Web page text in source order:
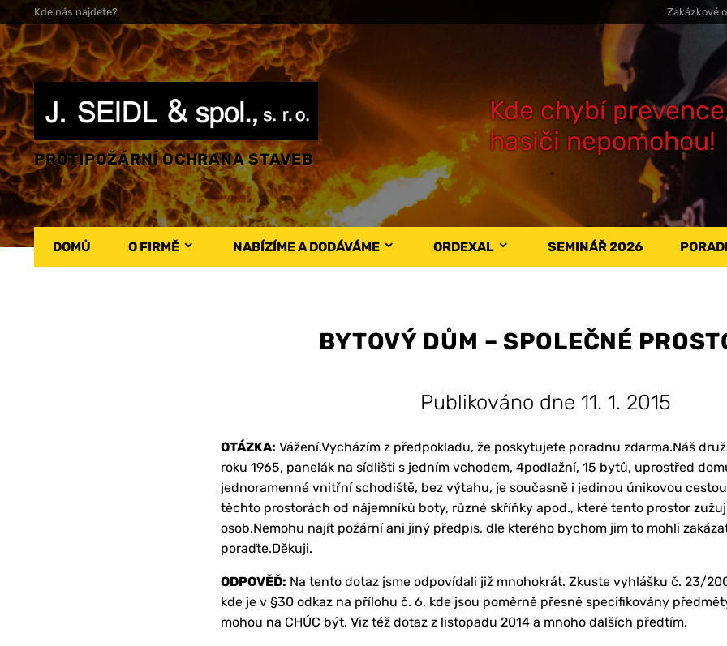
Kde nás najdete? Zakázkové
PROTIPOŽÁRNÍ OCHRANA STAVEB
Kde chybí
hasiči nepomohou!
DOMŮ O FIRMĚ NABÍZÍME A DODÁVÁME ORDEXAL SEMINÁŘ 2026
BYTOVÝ DŮM – SPOLEČNÉ
Publikováno dne 11. 1. 2015
OTÁZKA: Vážení.Vycházím z předpokladu, že poskytujete poradnu zdarma.Náš
roku 1965, panelák na sídlišti s jedním vchodem, 4podlažní, 15 bytů, uprostřed
jednoramenné vnitřní schodiště, bez výtahu, je současně i jedinou únikovou
těchto prostorách od nájemníků boty, různé skříňky apod., které tento prostor
osob.Nemohu najít požární ani jiný předpis, dle kterého bychom jim to mohli
poraďte.Děkuji.
ODPOVĚĎ: Na tento dotaz jsme odpovídali již mnohokrát. Zkuste vyhlášku č. 23/
kde je v §30 odkaz na přílohu č. 6, kde jsou poměrně přesně specifikovány
mohou na CHÚC být. Viz též dotaz z listopadu 2014 a mnoho dalších předtím.